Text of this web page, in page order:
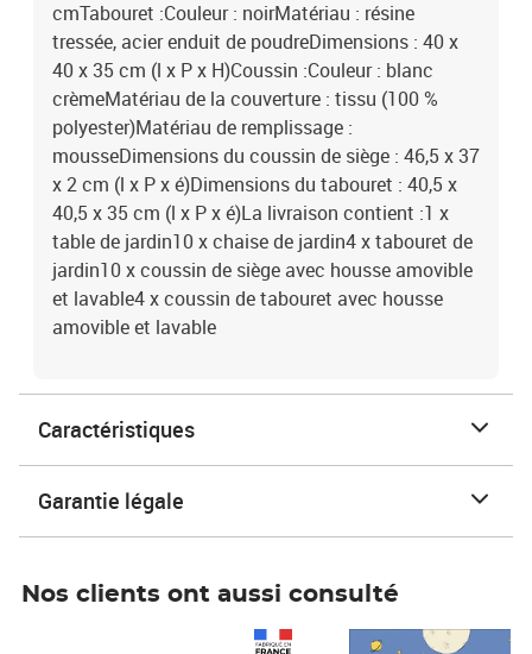
cmTabouret :Couleur : noirMatériau : résine
tressée, acier enduit de poudreDimensions : 40 x
40 x 35 cm (l x P x H)Coussin :Couleur : blanc
crèmeMatériau de la couverture : tissu (100 %
polyester)Matériau de remplissage :
mousseDimensions du coussin de siège : 46,5 x 37
x 2 cm (l x P x é)Dimensions du tabouret : 40,5 x
40,5 x 35 cm (l x P x é)La livraison contient :1 x
table de jardin10 x chaise de jardin4 x tabouret de
jardin10 x coussin de siège avec housse amovible
et lavable4 x coussin de tabouret avec housse
amovible et lavable
Caractéristiques
Garantie légale
Nos clients ont aussi consulté
Prix 6,25€ HT